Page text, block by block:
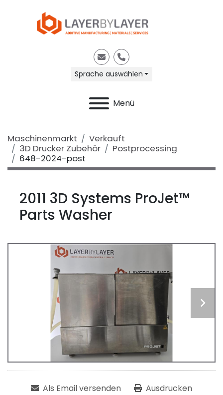
E-MailTelefon
Sprache auswählen
Menü
Maschinenmarkt
Verkauft
3D Drucker Zubehör
Postprocessing
648-2024-post
2011 3D Systems ProJet™
Parts Washer
Als Email versenden Ausdrucken